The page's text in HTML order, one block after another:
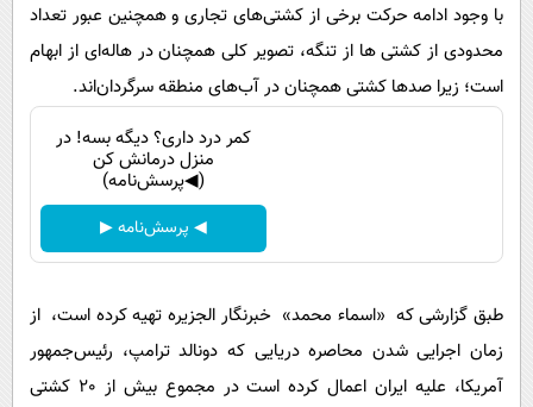
حیات وحش
با وجود ادامه حرکت برخی از کشتی‌های تجاری و همچنین عبور تعداد
محدودی از کشتی ها از تنگه، تصویر کلی همچنان در هاله‌ای از ابهام
است؛ زیرا صدها کشتی همچنان در آب‌های منطقه سرگردان‌اند.
کمر درد داری؟ دیگه بسه! در
منزل درمانش کن
(◀پرسش‌نامه)
◀ پرسش‌نامه ▶
طبق گزارشی که «اسماء محمد» خبرنگار الجزیره تهیه کرده است، از
زمان اجرایی شدن محاصره دریایی که دونالد ترامپ، رئیس‌جمهور
آمریکا، علیه ایران اعمال کرده است در مجموع بیش از 20 کشتی